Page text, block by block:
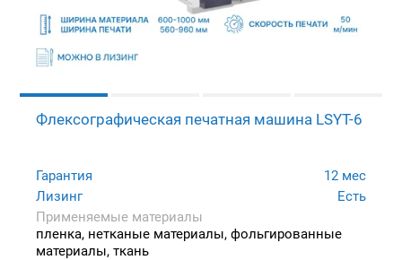
Флексографическая печатная машина LSYT-6
Гарантия
12 мес
Лизинг
Есть
Применяемые материалы
пленка, нетканые материалы, фольгированные
материалы, ткань